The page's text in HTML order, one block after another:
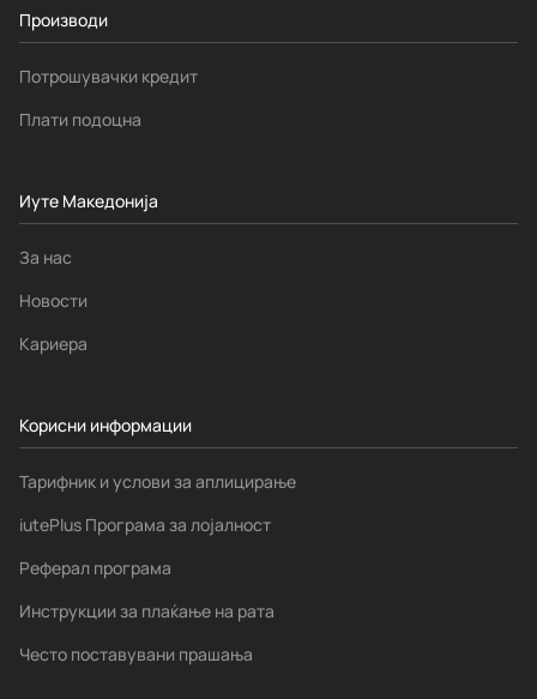
Производи
Потрошувачки кредит
Плати подоцна
Иуте Македонија
За нас
Новости
Кариера
Корисни информации
Тарифник и услови за аплицирање
iutePlus Програма за лојалност
Реферал програма
Инструкции за плаќање на рата
Често поставувани прашања